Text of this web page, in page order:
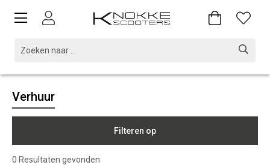
Verhuur
Filteren op
0 Resultaten gevonden